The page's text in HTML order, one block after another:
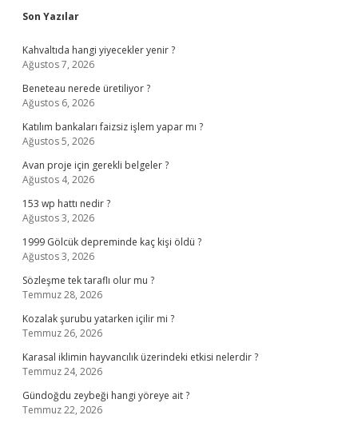
Sidebar
Son Yazılar
Kahvaltıda hangi yiyecekler yenir ?
Ağustos 7, 2026
Beneteau nerede üretiliyor ?
Ağustos 6, 2026
Katılım bankaları faizsiz işlem yapar mı ?
Ağustos 5, 2026
Avan proje için gerekli belgeler ?
Ağustos 4, 2026
153 wp hattı nedir ?
Ağustos 3, 2026
1999 Gölcük depreminde kaç kişi öldü ?
Ağustos 3, 2026
Sözleşme tek taraflı olur mu ?
Temmuz 28, 2026
Kozalak şurubu yatarken içilir mi ?
Temmuz 26, 2026
Karasal iklimin hayvancılık üzerindeki etkisi nelerdir ?
Temmuz 24, 2026
Gündoğdu zeybeği hangi yöreye ait ?
Temmuz 22, 2026